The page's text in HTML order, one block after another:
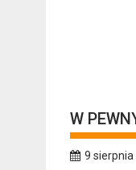
W
9 sierpnia